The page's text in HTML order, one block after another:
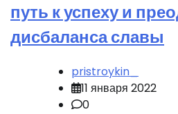
путь к успеху и
дисбаланса славы
pristroykin_
11 января 2022
0